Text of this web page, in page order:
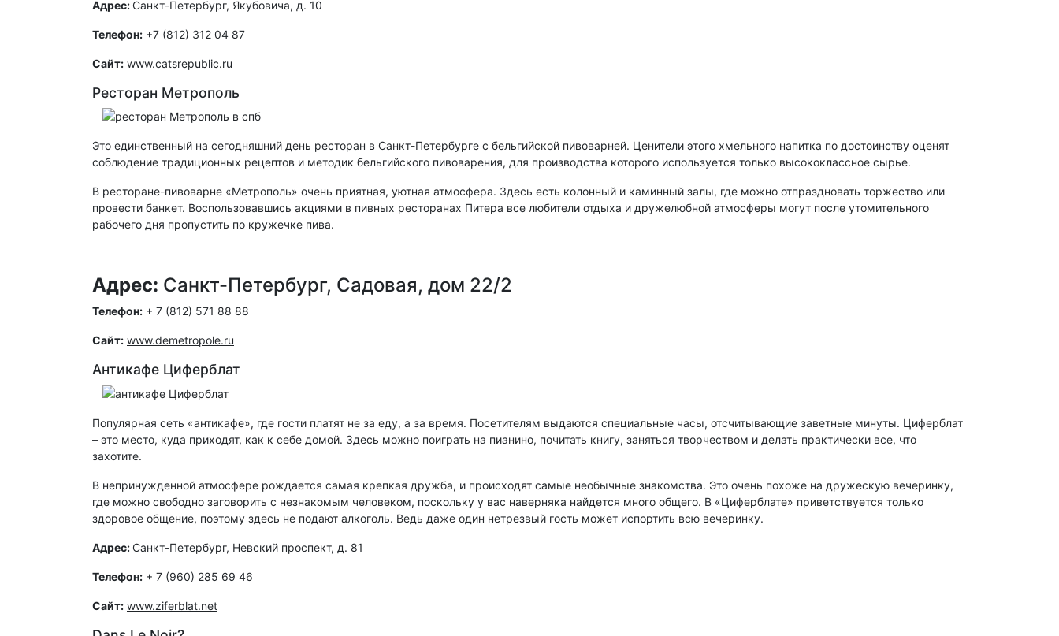
Адрес:Санкт-Петербург, Якубовича, д. 10
Телефон: +7 (812) 312 04 87
Сайт: www.catsrepublic.ru
Ресторан Метрополь
Это единственный на сегодняшний день ресторан в Санкт-Петербурге с бельгийской пивоварней. Ценители этого хмельного напитка по достоинству оценят
соблюдение традиционных рецептов и методик бельгийского пивоварения, для производства которого используется только высококлассное сырье.
В ресторане-пивоварне «Метрополь» очень приятная, уютная атмосфера. Здесь есть колонный и каминный залы, где можно отпраздновать торжество или
провести банкет. Воспользовавшись акциями в пивных ресторанах Питера все любители отдыха и дружелюбной атмосферы могут после утомительного
рабочего дня пропустить по кружечке пива.
Адрес: Санкт-Петербург, Садовая, дом 22/2
Телефон: + 7 (812) 571 88 88
Сайт: www.demetropole.ru
Антикафе Циферблат
Популярная сеть «антикафе», где гости платят не за еду, а за время. Посетителям выдаются специальные часы, отсчитывающие заветные минуты. Циферблат
– это место, куда приходят, как к себе домой. Здесь можно поиграть на пианино, почитать книгу, заняться творчеством и делать практически все, что
захотите.
В непринужденной атмосфере рождается самая крепкая дружба, и происходят самые необычные знакомства. Это очень похоже на дружескую вечеринку,
где можно свободно заговорить с незнакомым человеком, поскольку у вас наверняка найдется много общего. В «Циферблате» приветствуется только
здоровое общение, поэтому здесь не подают алкоголь. Ведь даже один нетрезвый гость может испортить всю вечеринку.
Адрес:Санкт-Петербург, Невский проспект, д. 81
Телефон: + 7 (960) 285 69 46
Сайт: www.ziferblat.net